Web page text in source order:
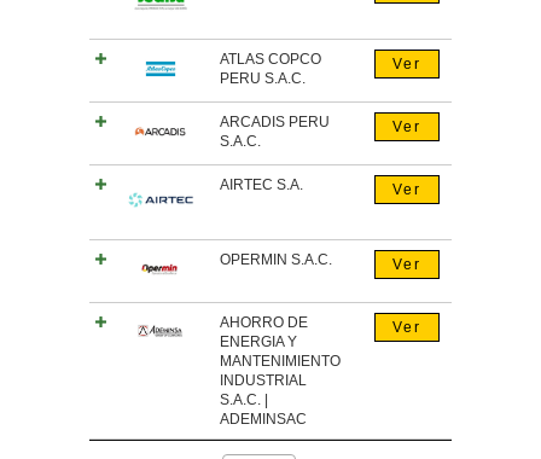
ATLAS COPCO
PERU S.A.C.
Ver
ARCADIS PERU
S.A.C.
Ver
AIRTEC S.A. Ver
OPERMIN S.A.C. Ver
AHORRO DE
ENERGIA Y
MANTENIMIENTO
INDUSTRIAL
S.A.C. |
ADEMINSAC
Ver